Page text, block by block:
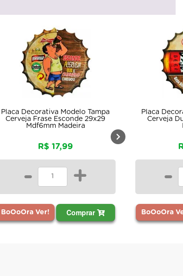
Placa Decorativa Modelo Tampa
Cerveja Duff 29x29 Mdf6mm
R$ 17,99
-
BoOoOra Ver! Comprar